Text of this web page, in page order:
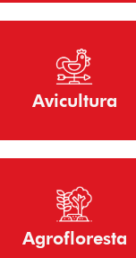
Avicultura
Agrofloresta